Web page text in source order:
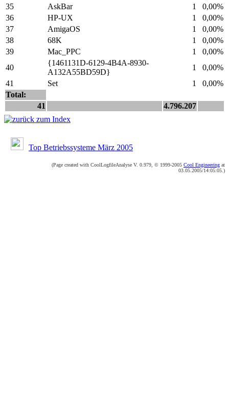
35
AskBar 1
0,00%
36
HP-UX 1
0,00%
37
AmigaOS 1
0,00%
38
68K 1
0,00%
39
Mac_PPC 1
0,00%
40
{1461131D-6129-4B4A-8930-
A132A55BD59D}
1
0,00%
41
Set 1
0,00%
Total:
41
4.796.207
Top Betriebssysteme März 2005
(Page created with CoolLogfileAnalyse V. 0.979, © 1999-2005 Cool Engineering at
03.05.2005/14:05:05.)